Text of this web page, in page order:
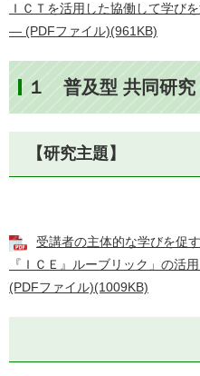
ＩＣＴを活用した協働して学び
― (PDFファイル)(961KB)
１ 普及型 共同研究
【研究主題】
受講者の主体的な学びを促
『ＩＣＥ』ルーブリック」の活
(PDFファイル)(1009KB)